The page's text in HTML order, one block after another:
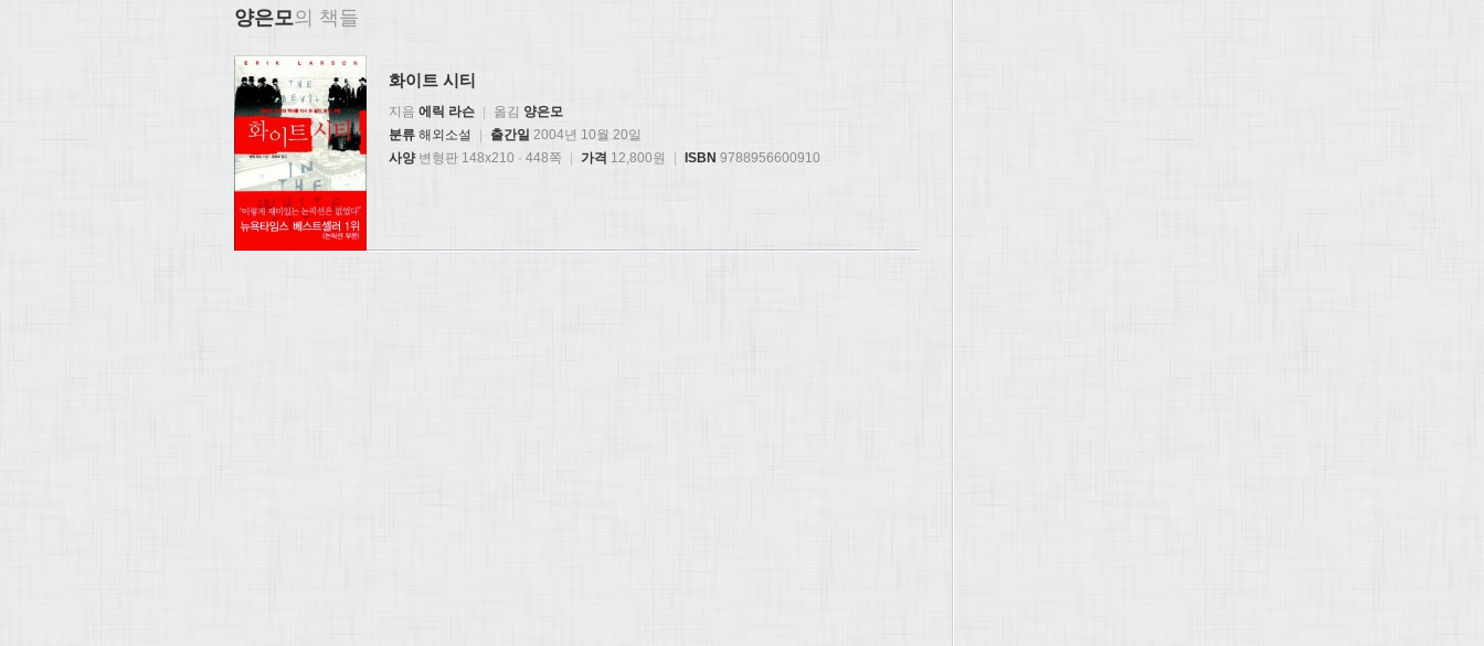
양은모의 책들
화이트 시티
지음 에릭 라슨 옮김 양은모
분류 해외소설 | 출간일 2004년 10월 20일
사양변형판 148x210 · 448쪽 | 가격 12,800원 | ISBN 9788956600910